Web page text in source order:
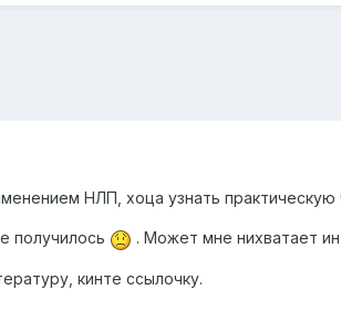
НЛП, хоца узнать практическую
получилось . Может мне нихватает
кинте ссылочку.